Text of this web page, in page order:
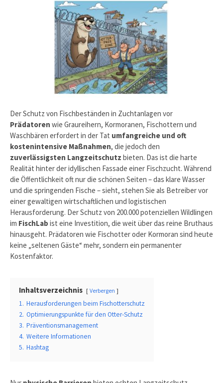
Der Schutz von Fischbeständen in Zuchtanlagen vor
Prädatoren wie Graureihern, Kormoranen, Fischottern und
Waschbären erfordert in der Tat umfangreiche und oft
kostenintensive Maßnahmen, die jedoch den
zuverlässigsten Langzeitschutz bieten. Das ist die harte
Realität hinter der idyllischen Fassade einer Fischzucht. Während
die Öffentlichkeit oft nur die schönen Seiten – das klare Wasser
und die springenden Fische – sieht, stehen Sie als Betreiber vor
einer gewaltigen wirtschaftlichen und logistischen
Herausforderung. Der Schutz von 200.000 potenziellen Wildlingen
im FischLab ist eine Investition, die weit über das reine Bruthaus
hinausgeht. Prädatoren wie Fischotter oder Kormoran sind heute
keine „seltenen Gäste“ mehr, sondern ein permanenter
Kostenfaktor.
Inhaltsverzeichnis Verbergen
1. Herausforderungen beim Fischotterschutz
2. Optimierungspunkte für den Otter-Schutz
3. Präventionsmanagement
4. Weitere Informationen
5. Hashtag